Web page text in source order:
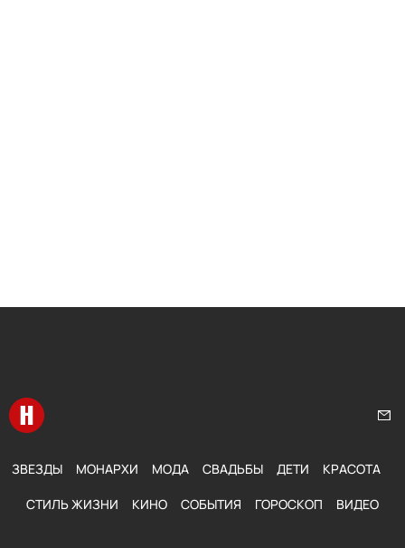
Перейти на главную
ЗВЕЗДЫ МОНАРХИ МОДА СВАДЬБЫ ДЕТИ КРАСОТА
СТИЛЬ ЖИЗНИ КИНО СОБЫТИЯ ГОРОСКОП ВИДЕО